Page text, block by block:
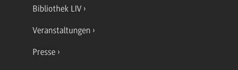
Bibliothek LIV
Veranstaltungen
Presse